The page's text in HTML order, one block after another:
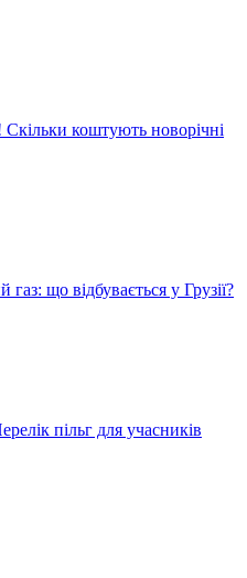
коштують новорічні
що відбувається у Грузії?
пільг для учасників